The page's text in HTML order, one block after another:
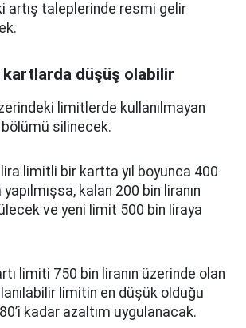
artış taleplerinde resmi gelir
düşüş olabilir
limitlerde kullanılmayan
bölümü silinecek.
limitli bir kartta yıl boyunca 400
kalan 200 bin liranın
ve yeni limit 500 bin liraya
limiti 750 bin liranın üzerinde olan
limitin en düşük olduğu
kadar azaltım uygulanacak.